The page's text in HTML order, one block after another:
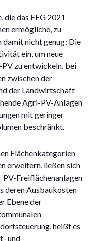
die das EEG 2021
ermögliche, zu
damit nicht genug: Die
ein, um neue
zu entwickeln, bei
zwischen der
der Landwirtschaft
Agri-PV-Anlagen
mit geringer
beschränkt.
Flächenkategorien
erweitern, ließen sich
PV-Freiflächenanlagen
deren Ausbaukosten
Ebene der
heißt es
und